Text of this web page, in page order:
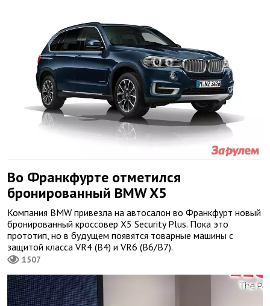
Во Франкфурте отметился
бронированный BMW X5
Компания BMW привезла на автосалон во Франкфурт новый
бронированный кроссовер X5 Security Plus. Пока это
прототип, но в будущем появятся товарные машины с
защитой класса VR4 (B4) и VR6 (B6/B7).
1507